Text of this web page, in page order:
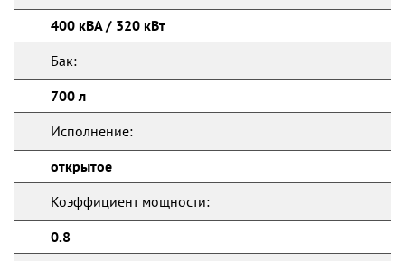
400 кВА / 320 кВт
Бак:
700 л
Исполнение:
открытое
Коэффициент мощности:
0.8